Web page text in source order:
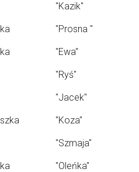
"Kazik"
"Prosna "
"Ewa"
"Ryś"
"Jacek"
"Koza"
"Szmaja"
"Oleńka"